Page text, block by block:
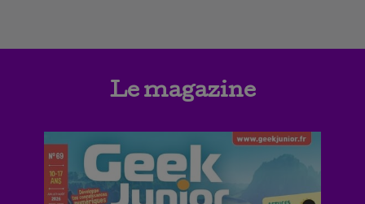
Le magazine